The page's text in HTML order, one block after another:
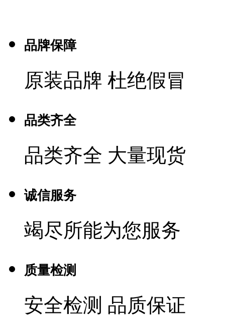
品牌保障
原装品牌 杜绝假冒
品类齐全
品类齐全 大量现货
诚信服务
竭尽所能为您服务
质量检测
安全检测 品质保证